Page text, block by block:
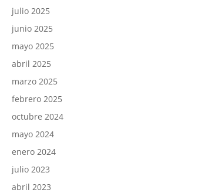
julio 2025
junio 2025
mayo 2025
abril 2025
marzo 2025
febrero 2025
octubre 2024
mayo 2024
enero 2024
julio 2023
abril 2023